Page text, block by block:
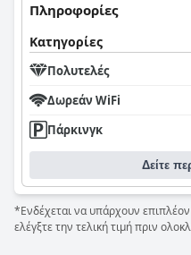
Πληροφορίες
Κατηγορίες
Πολυτελές
Δωρεάν WiFi
Πάρκινγκ
Δείτε
*Ενδέχεται να υπάρχουν
ελέγξτε την τελική τιμή πριν